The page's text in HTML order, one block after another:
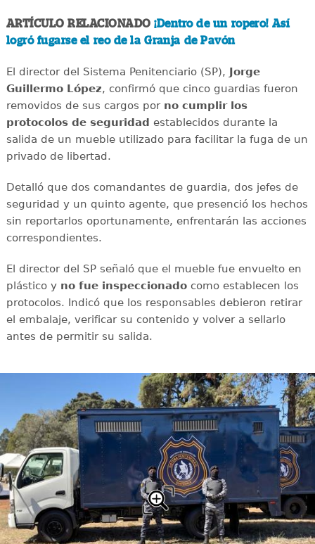
ARTÍCULO RELACIONADO¡Dentro de un ropero! Así
logró fugarse el reo de la Granja de Pavón
El director del Sistema Penitenciario (SP), Jorge
Guillermo López, confirmó que cinco guardias fueron
removidos de sus cargos por no cumplir los
protocolos de seguridad establecidos durante la
salida de un mueble utilizado para facilitar la fuga de un
privado de libertad.
Detalló que dos comandantes de guardia, dos jefes de
seguridad y un quinto agente, que presenció los hechos
sin reportarlos oportunamente, enfrentarán las acciones
correspondientes.
El director del SP señaló que el mueble fue envuelto en
plástico y no fue inspeccionadocomo establecen los
protocolos. Indicó que los responsables debieron retirar
el embalaje, verificar su contenido y volver a sellarlo
antes de permitir su salida.